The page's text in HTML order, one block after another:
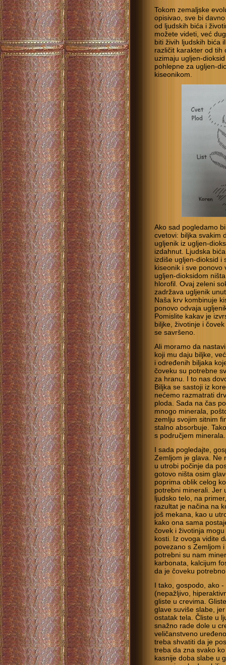
Tokom zemaljske
opisivao, sve bi
od ljudskih bića i
možete videti, već
biti živih ljudskih bića
različit karakter od tih
uzimaju ugljen-
pohlepne za ugljen-
kiseonikom.
Ako sad pogledamo
cvetovi: biljka svakim
ugljenik iz ugljen-
izdahnut. Ljudska
izdiše ugljen-dioksid i
kiseonik i sve ponovo
ugljen-dioksidom
hlorofil. Ovaj zeleni
zadržava ugljenik
Naša krv kombinuje
ponovo odvaja
Pomislite kakav je
biljke, životinje i
se savršeno.
Ali moramo da
koji mu daju biljke,
i određenih biljaka
čoveku su potrebne
za hranu. I to nas
Biljka se sastoji iz
nećemo razmatrati
ploda. Sada na čas
mnogo minerala,
zemlju svojim sitnim
stalno absorbuje.
s područjem minerala.
I sada pogledajte,
Zemljom je glava. Ne
u utrobi počinje da
gotovo ništa osim
poprima oblik celog
potrebni minerali. Jer
ljudsko telo, na
razultat je načina na
još mekana, kao u
kako ona sama
čovek i životinja
kosti. Iz ovoga vidite
povezano s Zemljom
potrebni su nam
karbonata, kalcijum
da je čoveku
I tako, gospodo, ako
(nepažljivo,
gliste u crevima.
glave suviše slabe,
ostatak tela. Čliste u
snažno rade dole u
veličanstveno
treba shvatiti da je
treba da zna svako
kasnije doba slabe u